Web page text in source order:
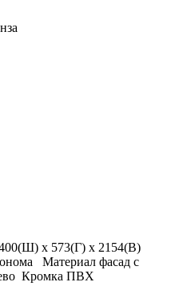
х 573(Г) х 2154(В)
Материал фасад с
Кромка ПВХ